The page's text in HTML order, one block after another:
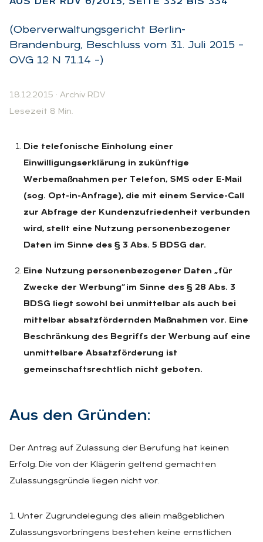
(Oberverwaltungsgericht Berlin-
Brandenburg, Beschluss vom 31. Juli 2015 –
OVG 12 N 71.14 –)
18.12.2015 · Archiv RDV
Lesezeit 8 Min.
Die telefonische Einholung einer
Einwilligungserklärung in zukünftige
Werbemaßnahmen per Telefon, SMS oder E-Mail
(sog. Opt-in-Anfrage), die mit einem Service-Call
zur Abfrage der Kundenzufriedenheit verbunden
wird, stellt eine Nutzung personenbezogener
Daten im Sinne des § 3 Abs. 5 BDSG dar.
Eine Nutzung personenbezogener Daten „für
Zwecke der Werbung“ im Sinne des § 28 Abs. 3
BDSG liegt sowohl bei unmittelbar als auch bei
mittelbar absatzfördernden Maßnahmen vor. Eine
Beschränkung des Begriffs der Werbung auf eine
unmittelbare Absatzförderung ist
gemeinschaftsrechtlich nicht geboten.
Aus den Grün­den:
Der Antrag auf Zulassung der Berufung hat keinen
Erfolg. Die von der Klägerin geltend gemachten
Zulassungsgründe liegen nicht vor.
1. Unter Zugrundelegung des allein maßgeblichen
Zulassungsvorbringens bestehen keine ernstlichen